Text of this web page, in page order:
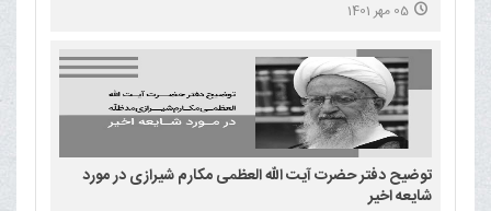
05 مهر 1401
توضیح دفتر حضرت آیت الله العظمی مکارم شیرازی در مورد
شایعه اخیر